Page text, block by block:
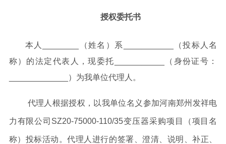
授权委托书
本人
________（姓名）系___________（投标人名
称）的法定代表人，现委托___________（身份证号：
_____________）为我单位代理人。
代理人根据授权，以我单位名义参加河南郑州发祥电
力有限公司 SZ20-75000-110/35变压器采购项目 （项目名
称）投标活动。代理人进行的签署、澄清、说明、补正、